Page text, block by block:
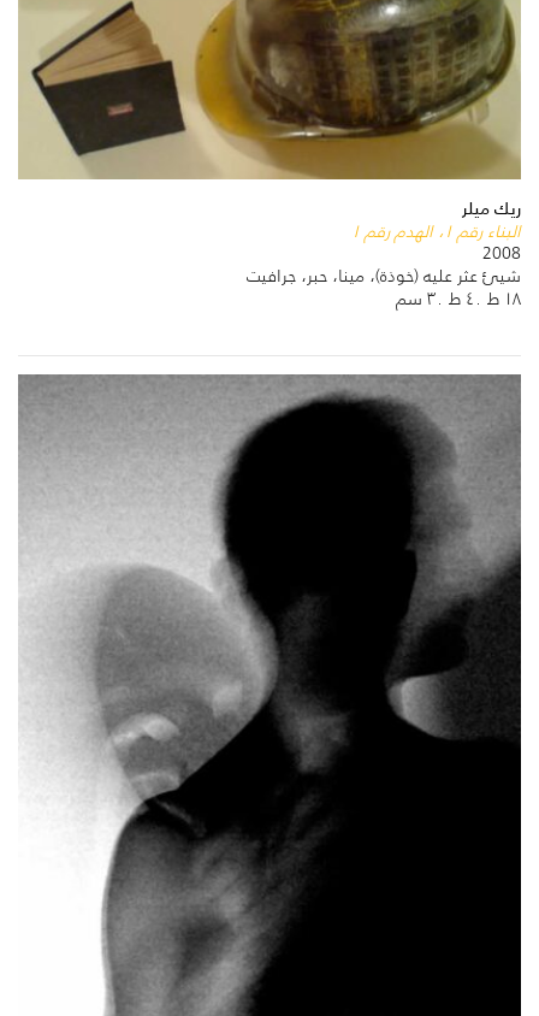
ريك ميلر
البناء رقم ١، الهدم رقم ١
2008
شيئ عثر عليه (خوذة)، مينا، حبر، جرافيت
١٨ ط ٤٠ ط ٣٠ سم